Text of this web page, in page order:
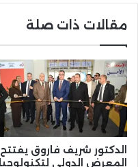
مقالات ذات صلة
الدكتور شريف فاروق يفتتح
المعرض الدولي لتكنولوجيا